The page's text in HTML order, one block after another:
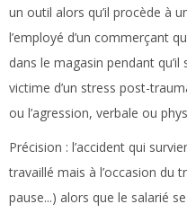
un outil alors qu’il procède à
l’employé d’un commerçant
dans le magasin pendant qu’il
victime d’un stress post-
ou l’agression, verbale ou
Précision : l’accident qui
travaillé mais à l’occasion du
pause...) alors que le salarié